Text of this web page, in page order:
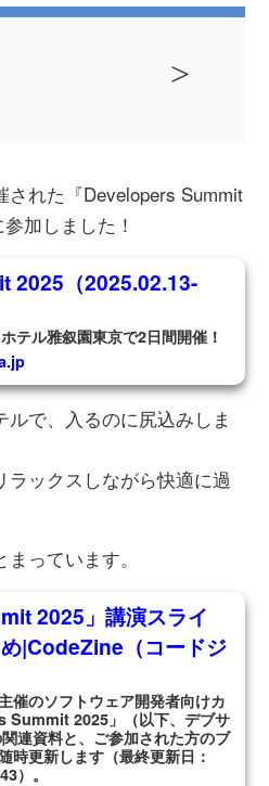
された『Developers Summit
加しました！
2025（2025.02.13-
テル雅叙園東京で2日間開催！
で、入るのに尻込みしま
ックスしながら快適に過
っています。
2025」講演スライ
|CodeZine（コードジ
のソフトウェア開発者向けカ
Summit 2025」（以下、デブサ
連資料と、ご参加された方のブ
時更新します（最終更新日：
）。